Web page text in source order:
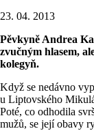
23. 04. 2013
Pěvkyně Andrea
zvučným hlasem,
kolegyň.
Když se nedávno
u Liptovského
Poté, co odhodila
mužů, se její obavy